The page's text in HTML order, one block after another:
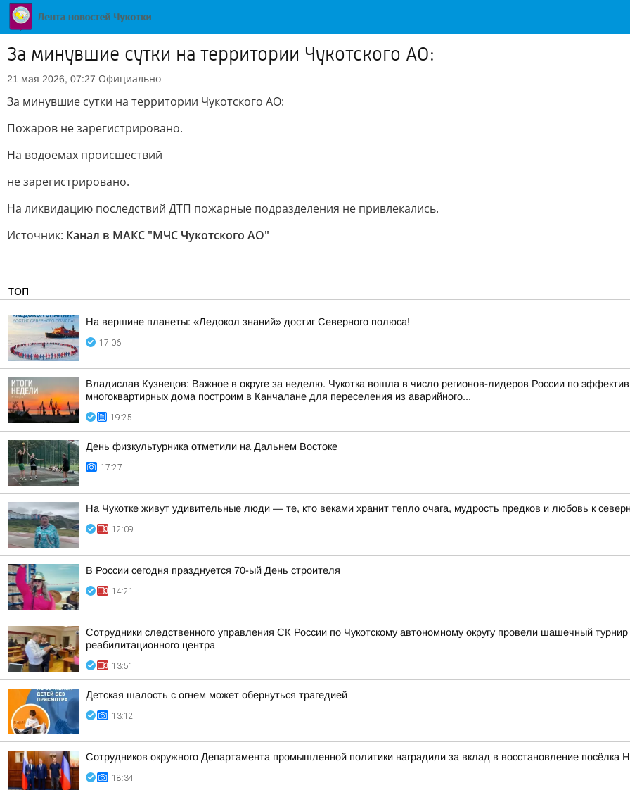
За минувшие сутки на территории Чукотского АО:
21 мая 2026, 07:27 Официально
За минувшие сутки на территории Чукотского АО:
Пожаров не зарегистрировано.
На водоемах происшествий
не зарегистрировано.
На ликвидацию последствий ДТП пожарные подразделения не привлекались.
Источник: Канал в МАКС "МЧС Чукотского АО"
ТОП
На вершине планеты: «Ледокол знаний» достиг Северного полюса!
17:06
Владислав Кузнецов: Важное в округе за неделю. Чукотка вошла в число регионов-лидеров России по
многоквартирных дома построим в Канчалане для переселения из аварийного...
19:25
День физкультурника отметили на Дальнем Востоке
17:27
На Чукотке живут удивительные люди — те, кто веками хранит тепло очага, мудрость предков и любовь к
12:09
В России сегодня празднуется 70-ый День строителя
14:21
Сотрудники следственного управления СК России по Чукотскому автономному округу провели шашечный
реабилитационного центра
13:51
Детская шалость с огнем может обернуться трагедией
13:12
Сотрудников окружного Департамента промышленной политики наградили за вклад в восстановление посёлка
18:34